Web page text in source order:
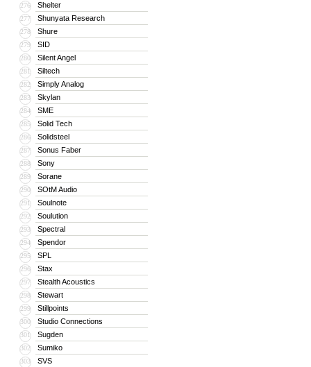
276 Shelter
277 Shunyata Research
278 Shure
279 SID
280 Silent Angel
281 Siltech
282 Simply Analog
283 Skylan
284 SME
285 Solid Tech
286 Solidsteel
287 Sonus Faber
288 Sony
289 Sorane
290 SOtM Audio
291 Soulnote
292 Soulution
293 Spectral
294 Spendor
295 SPL
296 Stax
297 Stealth Acoustics
298 Stewart
299 Stillpoints
300 Studio Connections
301 Sugden
302 Sumiko
303 SVS